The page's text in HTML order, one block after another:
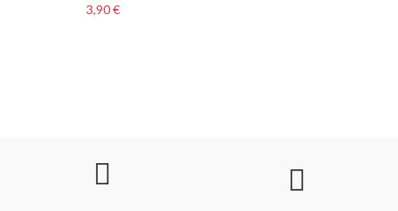
3,90 €